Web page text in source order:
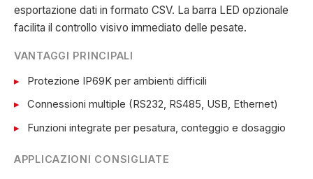
esportazione dati in formato CSV. La barra LED opzionale
facilita il controllo visivo immediato delle pesate.
VANTAGGI PRINCIPALI
Protezione IP69K per ambienti difficili
Connessioni multiple (RS232, RS485, USB, Ethernet)
Funzioni integrate per pesatura, conteggio e dosaggio
APPLICAZIONI CONSIGLIATE